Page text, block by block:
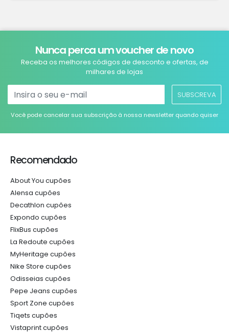
Nunca perca um voucher de novo
Receba os melhores códigos de desconto e ofertas, de
milhares de lojas
SUBSCREVA
Você pode cancelar sua subscrição à nossa newsletter quando quiser
Recomendado
About You cupões
Alensa cupões
Decathlon cupões
Expondo cupões
FlixBus cupões
La Redoute cupões
MyHeritage cupões
Nike Store cupões
Odisseias cupões
Pepe Jeans cupões
Sport Zone cupões
Tiqets cupões
Vistaprint cupões